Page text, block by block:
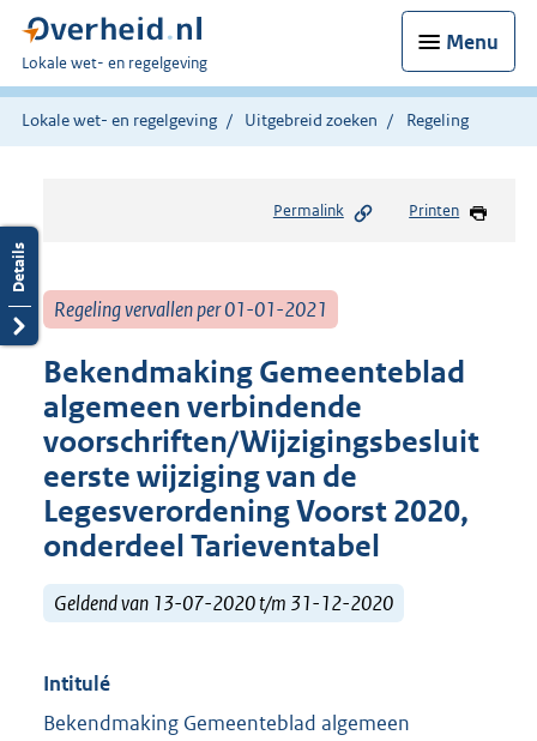
Menu
U
bent
hier:
Lokale wet- en regelgeving
Lokale wet- en regelgeving Uitgebreid zoeken Regeling
Permalink Printen
Regeling vervallen per 01-01-2021
Bekendmaking Gemeenteblad
algemeen verbindende
voorschriften/Wijzigingsbesluit
eerste wijziging van de
Legesverordening Voorst 2020,
onderdeel Tarieventabel
Geldend van 13-07-2020 t/m 31-12-2020
Intitulé
Bekendmaking Gemeenteblad algemeen